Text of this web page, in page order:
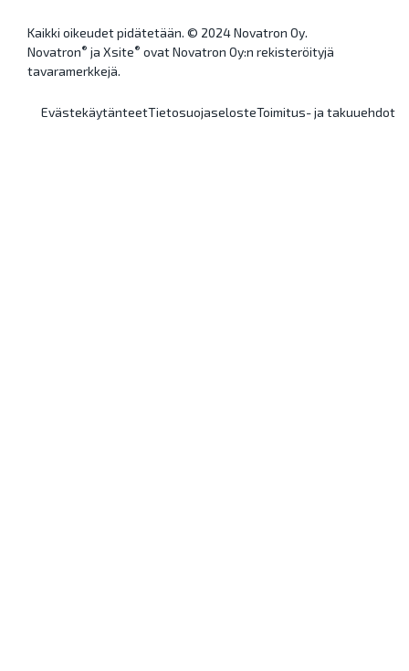
Kaikki oikeudet pidätetään. © 2024 Novatron Oy.
Novatron® ja Xsite® ovat Novatron Oy:n rekisteröityjä
tavaramerkkejä.
EvästekäytänteetTietosuojaselosteToimitus- ja takuuehdot